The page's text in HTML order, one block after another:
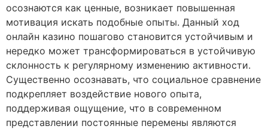
осознаются как ценные, возникает повышенная
мотивация искать подобные опыты. Данный ход
онлайн казино пошагово становится устойчивым и
нередко может трансформироваться в устойчивую
склонность к регулярному изменению активности.
Существенно осознавать, что социальное сравнение
подкрепляет воздействие нового опыта,
поддерживая ощущение, что в современном
представлении постоянные перемены являются